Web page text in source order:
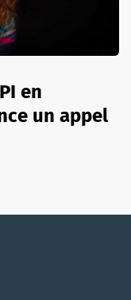
en
un appel